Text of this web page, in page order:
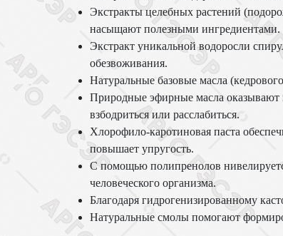
Экстракты целебных растений
насыщают полезными ингредиентами.
Экстракт уникальной водоросли
обезвоживания.
Натуральные базовые масла
Природные эфирные масла оказывают
взбодриться или расслабиться.
Хлорофило-каротиновая паста
повышает упругость.
С помощью полипренолов
человеческого организма.
Благодаря гидрогенизированному
Натуральные смолы помогают